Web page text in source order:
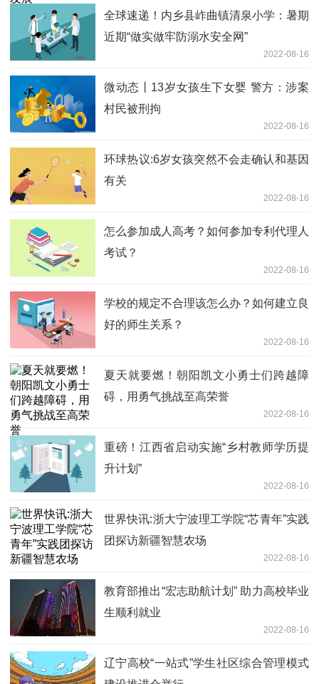
全球速递！内乡县岞曲镇清泉小学：暑期
近期“做实做牢防溺水安全网”
2022-08-16
微动态丨13岁女孩生下女婴 警方：涉案
村民被刑拘
2022-08-16
环球热议:6岁女孩突然不会走确认和基因
有关
2022-08-16
怎么参加成人高考？如何参加专利代理人
考试？
2022-08-16
学校的规定不合理该怎么办？如何建立良
好的师生关系？
2022-08-16
夏天就要燃！朝阳凯文小勇士们跨越障
碍，用勇气挑战至高荣誉
2022-08-16
重磅！江西省启动实施“乡村教师学历提
升计划”
2022-08-16
世界快讯:浙大宁波理工学院“芯青年”实践
团探访新疆智慧农场
2022-08-16
教育部推出“宏志助航计划” 助力高校毕业
生顺利就业
2022-08-16
辽宁高校“一站式”学生社区综合管理模式